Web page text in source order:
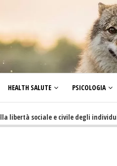
HEALTH SALUTE PSICOLOGIA
sociale e civile degli individui, il